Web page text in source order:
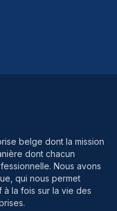
belge dont la mission
dont chacun
Nous avons
qui nous permet
à la fois sur la vie des